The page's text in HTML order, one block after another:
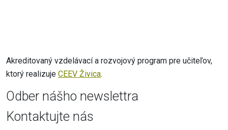
Akreditovaný vzdelávací a rozvojový program pre učiteľov,
ktorý realizuje CEEV Živica.
Odber nášho newslettra
Kontaktujte nás